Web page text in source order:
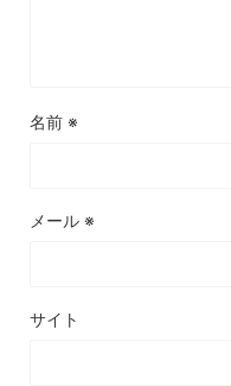
名前 ※
メール ※
サイト